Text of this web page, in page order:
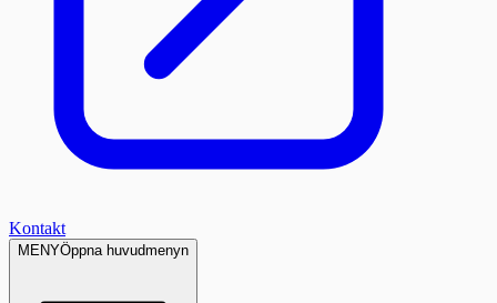
Kontakt
MENYÖppna huvudmenyn